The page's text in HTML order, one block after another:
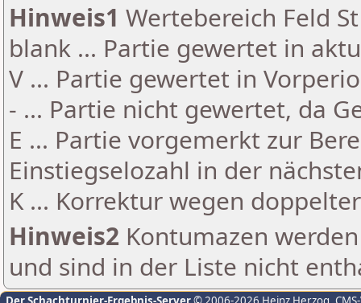
Hinweis1 Wertebereich Feld
blank ... Partie gewertet in
V ... Partie gewertet in
- ... Partie nicht gewertet, da
E ... Partie vorgemerkt zur
Einstiegselozahl in der
K ... Korrektur wegen
Hinweis2 Kontumazen
und sind in der Liste nicht